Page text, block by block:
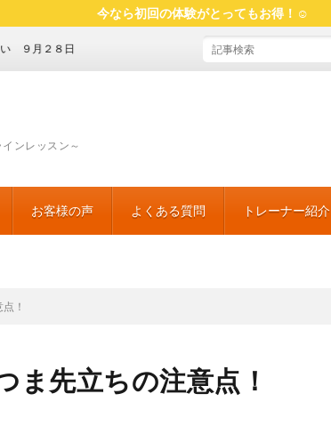
今なら初回の体験がとってもお得！☺
ンレッスン～
お客様の声 よくある質問 トレーナー紹介
８日
！
ま先立ちの注意点！